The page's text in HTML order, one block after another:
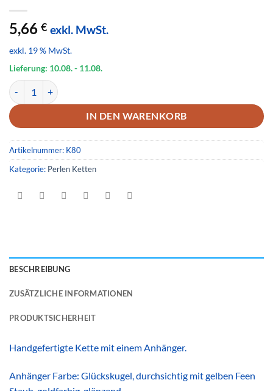
5,66 € exkl. MwSt.
exkl. 19 % MwSt.
Lieferung: 10.08.- 11.08.
Kette 80 Menge
IN DEN WARENKORB
Artikelnummer: K80
Kategorie: Perlen Ketten
BESCHREIBUNG
ZUSÄTZLICHE INFORMATIONEN
PRODUKTSICHERHEIT
Handgefertigte Kette mit einem Anhänger.
Anhänger Farbe: Glückskugel, durchsichtig mit gelben Feen